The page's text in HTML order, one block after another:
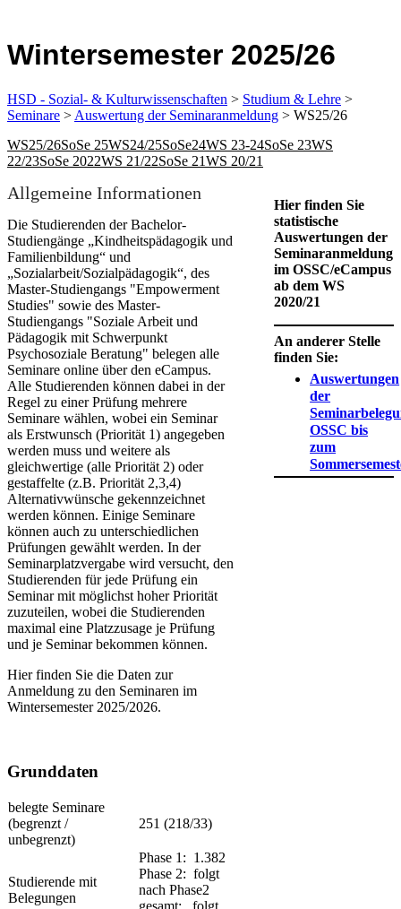
Wintersemester 2025/26
HSD - Sozial- & Kulturwissenschaften > Studium & Lehre >
Seminare > Auswertung der Seminaranmeldung > WS25/26
WS25/26SoSe 25WS24/25SoSe24WS 23-24SoSe 23WS
22/23SoSe 2022WS 21/22SoSe 21WS 20/21
​​​​​​Allgemeine Informationen
Die Studierenden der Bachelor-
Studiengänge „Kindheitspädagogik und
Familienbildung“ und
„Sozialarbeit/Sozialpädagogik“, des
Master-Studiengangs "Empowerment
Studies" sowie des Master-
Studiengangs "Soziale Arbeit und
Pädagogik mit Schwerpunkt
Psychosoziale Beratung" belegen alle
Seminare online über den eCampus.
Alle Studierenden können dabei in der
Regel zu einer Prüfung mehrere
Seminare wähle​n, wobei ein Seminar
als Erstwunsch (Priorität 1) angegeben
werden muss und weitere als
gleichwertige (alle Priorität 2) oder
gestaffelte (z.B. Priorität 2,3,4)
Alternativwünsche gekennzeichnet
werden können. Einige Seminare
können auch zu unterschiedlichen
Prüfungen gewählt werden. In der
Seminarplatzvergabe wird versucht, den
Studierenden für jede Prüfung ein
Seminar mit möglichst hoher Priorität
zuzuteilen, wobei die Studierenden
maximal eine Platzzusage je Prüfung
und je Seminar bekommen können.
Hier finden Sie die Daten zur
Anmeldung zu den Seminaren im
Wintersemester 2025/2026.
Grunddaten
​belegte Seminare
(begrenzt /
unbegrenzt)
251 (218/33)
​Studierende mit
Belegungen
Phase 1: 1.382
Phase 2: folgt
nach Phase2
Hier finden Sie
statistische
Auswertungen der
Seminaranmeldung
im OSSC/eCampus
ab dem WS
2020/21
An anderer Stelle
finden Sie:
Auswertungen
der
OSSC bis
zum